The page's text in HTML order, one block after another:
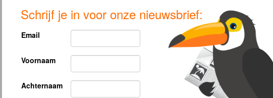
Schrijf je in voor onze nieuwsbrief:
Email
Voornaam
Achternaam